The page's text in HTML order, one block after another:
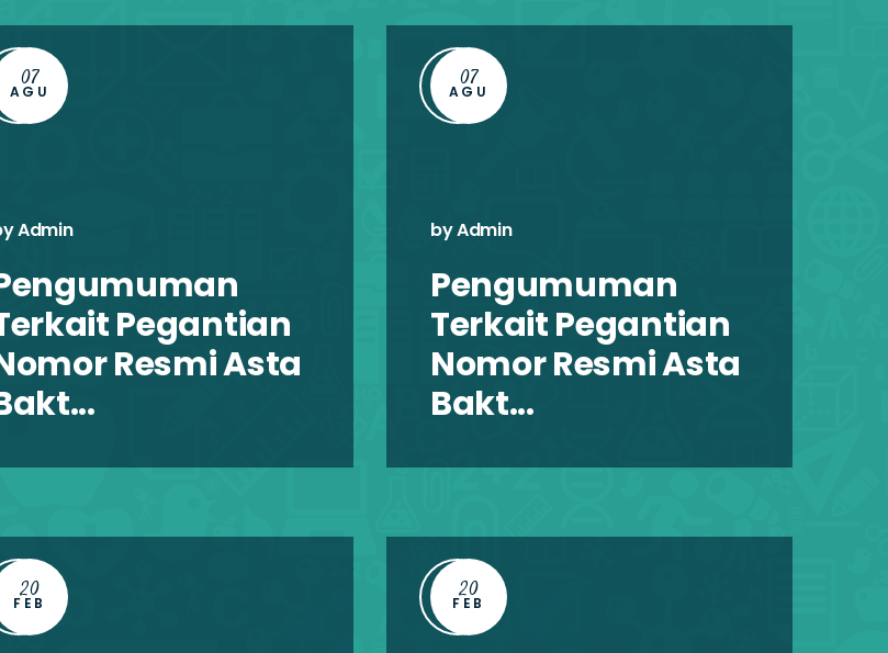
07
AGU
Admin
Pegantian
Resmi Asta
07
AGU
by Admin
Pengumuman
Terkait Pegantian
Nomor Resmi Asta
Bakt...
20
FEB 20
FEB